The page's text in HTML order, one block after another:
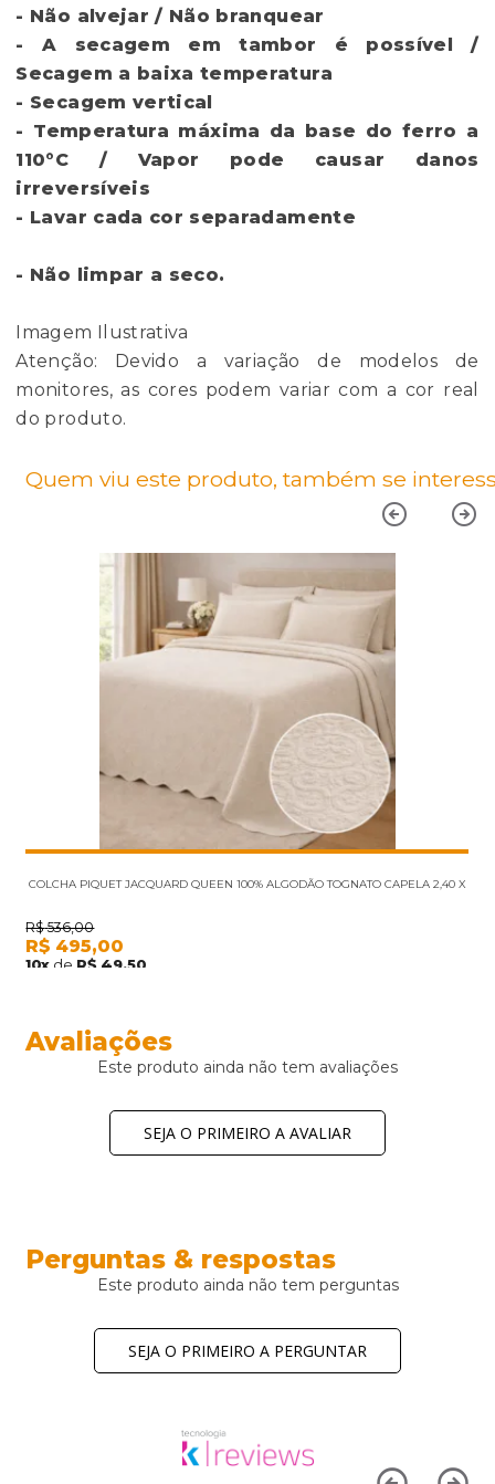
- Não alvejar / Não branquear
- A secagem em tambor é possível /
Secagem a baixa temperatura
- Secagem vertical
- Temperatura máxima da base do ferro a
110°C / Vapor pode causar danos
irreversíveis
- Lavar cada cor separadamente
- Não limpar a seco.
Imagem Ilustrativa
Atenção: Devido a variação de modelos de
monitores, as cores podem variar com a cor real
do produto.
Quem viu este produto, também se
COLCHA PIQUET JACQUARD QUEEN 100% ALGODÃO TOGNATO CAPELA 2,40 X
R$ 536,00
R$ 495,00
10x de R$ 49,50
Avaliações
Este produto ainda não tem avaliações
SEJA O PRIMEIRO A AVALIAR
Perguntas & respostas
Este produto ainda não tem perguntas
SEJA O PRIMEIRO A PERGUNTAR